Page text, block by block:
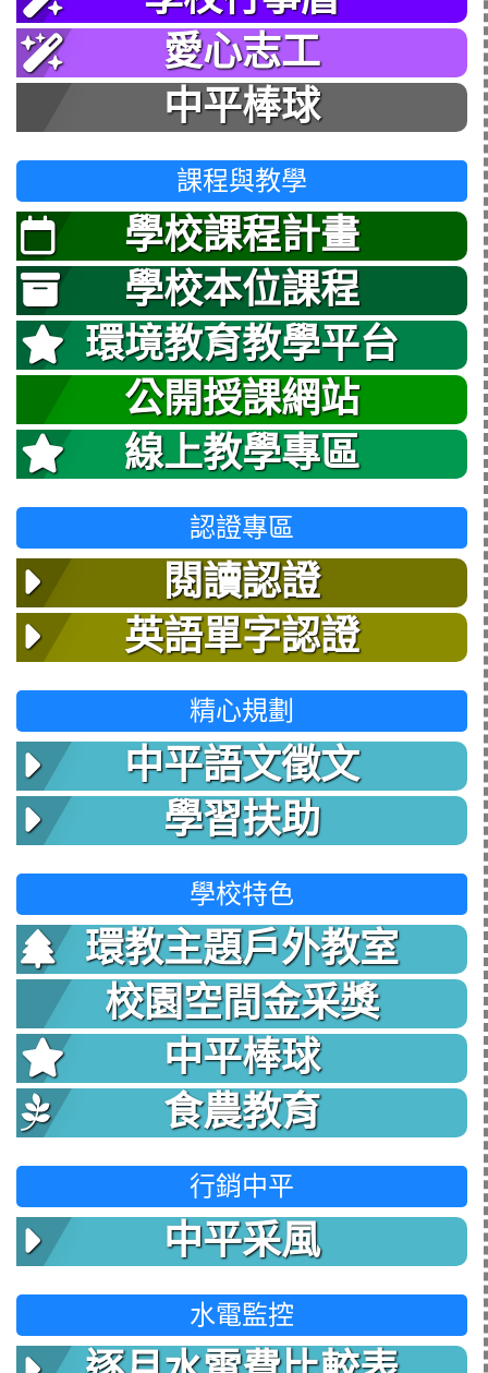
愛心志工
中平棒球
課程與教學
學校課程計畫
學校本位課程
環境教育教學平台
公開授課網站
線上教學專區
認證專區
閱讀認證
英語單字認證
精心規劃
中平語文徵文
學習扶助
學校特色
環教主題戶外教室
校園空間金采獎
中平棒球
食農教育
行銷中平
中平采風
水電監控